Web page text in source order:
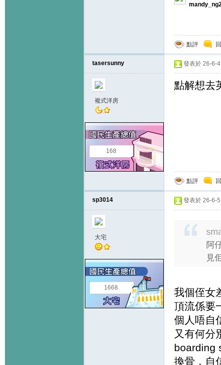
點評
tasersunny
複式洋房
168
發表於 26-6-
點解想去
點評
sp3014
大宅
1668
發表於 26-6-
阿
見
我個侄女
頂流係要
個人唔自
又有何分
boarding
換骨，自